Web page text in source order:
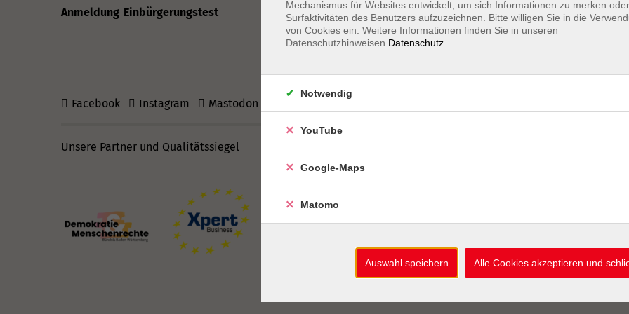
Anmeldung Einbürgerungstest
Do: 13–16 Uhr
Facebook Instagram Mastodon
Auslage
Mein Konto
Unsere Partner und Qualitätssiegel
Mechanismus für Websites entwickelt, um sich Informationen zu merken
Surfaktivitäten des Benutzers aufzuzeichnen. Bitte willigen Sie in die
von Cookies ein. Weitere Informationen finden Sie in unseren
Datenschutzhinweisen. Datenschutz
Notwendig
YouTube
Google-Maps
Matomo
Auswahl speichern Alle Cookies akzeptieren und